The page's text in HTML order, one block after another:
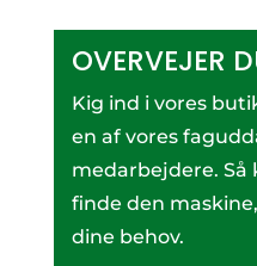
OVERVEJER
Kig ind i vores
en af vores
medarbejdere.
finde den
dine behov.